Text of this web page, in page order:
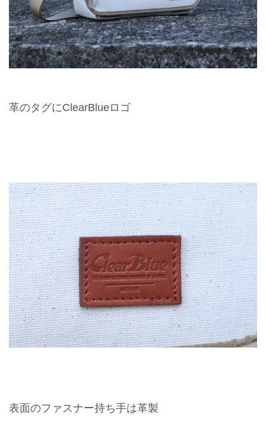
革のタグにClearBlueロゴ
表面のファスナー持ち手は革製